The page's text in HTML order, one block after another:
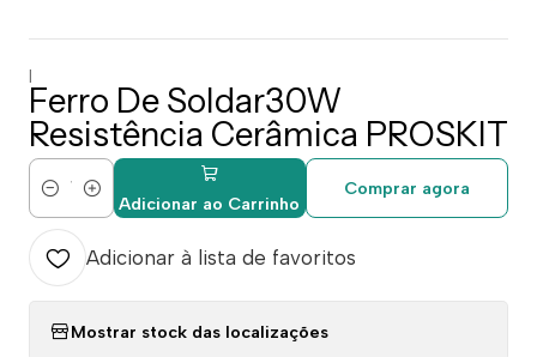
|
Ferro De Soldar30W
Resistência Cerâmica PROSKIT
QuantidadeAdicionar ao Carrinho
Comprar agora
Adicionar à lista de favoritos
Mostrar stock das localizações